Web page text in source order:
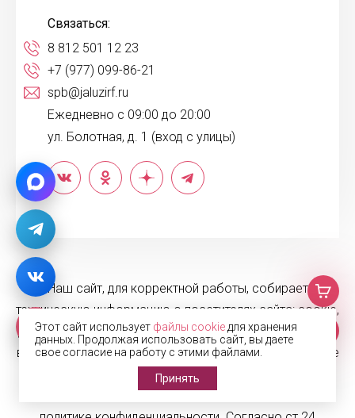
Связаться:
8 812 501 12 23
+7 (977) 099-86-21
spb@jaluzirf.ru
Ежедневно с 09:00 до 20:00
ул. Болотная, д. 1 (вход с улицы)
Наш сайт, для корректной работы, собирает
техническую информацию о посетителях сайта: cookie,
данные об IP-адресе, местоположении и другую. Если
вы не хотите оставлять о себе эту информацию для ее
дальнейшей обработки - покиньте сайт. Вся
информация собирается и обрабатывается согласно
Этот сайт использует файлы cookie для хранения
данных. Продолжая использовать сайт, вы даете
свое согласие на работу с этими файлами.
Принять